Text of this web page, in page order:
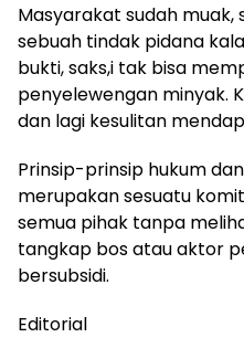
Masyarakat sudah muak,
sebuah tindak pidana
bukti, saks,i tak bisa
penyelewengan minyak.
dan lagi kesulitan
Prinsip-prinsip hukum
merupakan sesuatu
semua pihak tanpa
tangkap bos atau aktor
bersubsidi.
Editorial